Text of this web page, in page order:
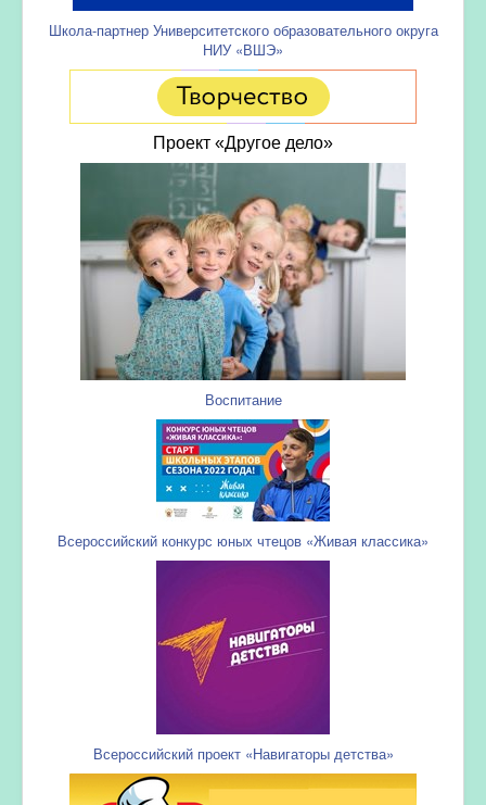
Школа-партнер Университетского образовательного округа
НИУ «ВШЭ»
Проект «Другое дело»
Воспитание
Всероссийский конкурс юных чтецов «Живая классика»
Всероссийский проект «Навигаторы детства»